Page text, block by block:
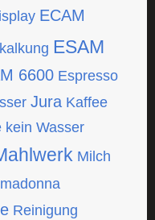
ECAM
ESAM
6600 Espresso
Jura Kaffee
kein Wasser
Milch
Reinigung